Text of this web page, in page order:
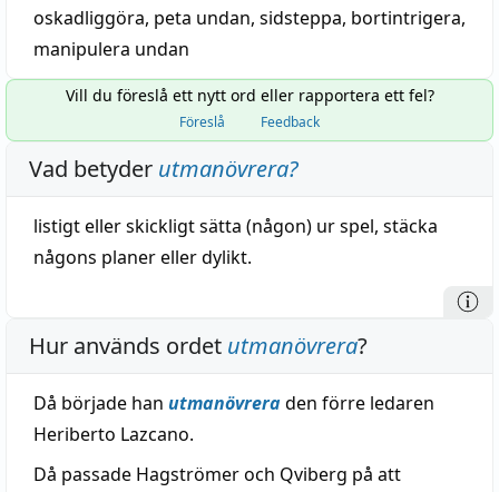
oskadliggöra, peta undan, sidsteppa, bortintrigera,
manipulera undan
Vill du föreslå ett nytt ord eller rapportera ett fel?
Föreslå Feedback
Vad betyder utmanövrera?
listigt eller skickligt sätta (någon) urspel, stäcka
någons planer eller dylikt.
Hur används ordet utmanövrera?
Då började han utmanövreraden förre ledaren
Heriberto Lazcano.
Då passade Hagströmer och Qviberg på att